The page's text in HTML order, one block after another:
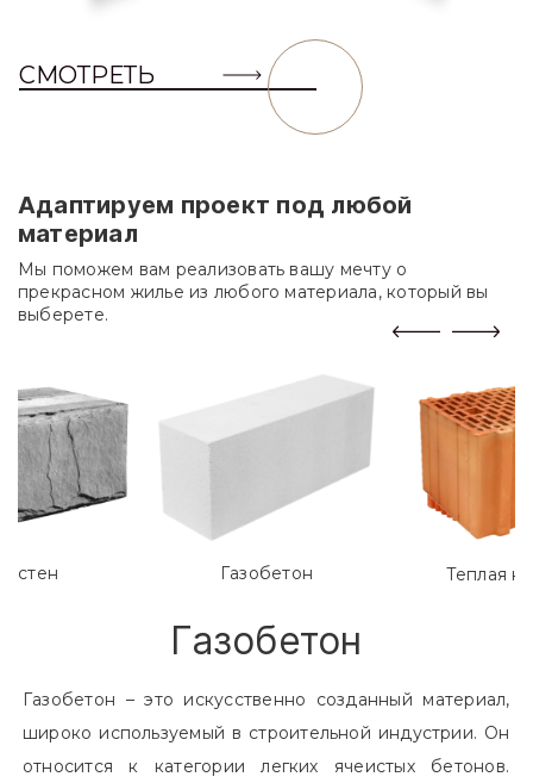
СМОТРЕТЬ
Адаптируем проект под любой
материал
Мы поможем вам реализовать вашу мечту о
прекрасном жилье из любого материала, который вы
выберете.
Газобетон Теплая
Газобетон
Газобетон – это искусственно созданный материал,
широко используемый в строительной индустрии. Он
относится к категории легких ячеистых бетонов.